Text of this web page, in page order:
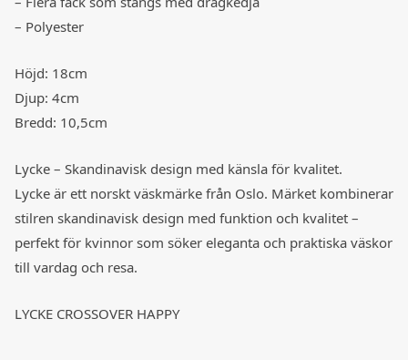
– Polyester
Höjd: 18cm
Djup: 4cm
Bredd: 10,5cm
Lycke – Skandinavisk design med känsla för kvalitet.
Lycke är ett norskt väskmärke från Oslo. Märket kombinerar
stilren skandinavisk design med funktion och kvalitet –
perfekt för kvinnor som söker eleganta och praktiska väskor
till vardag och resa.
LYCKE CROSSOVER HAPPY